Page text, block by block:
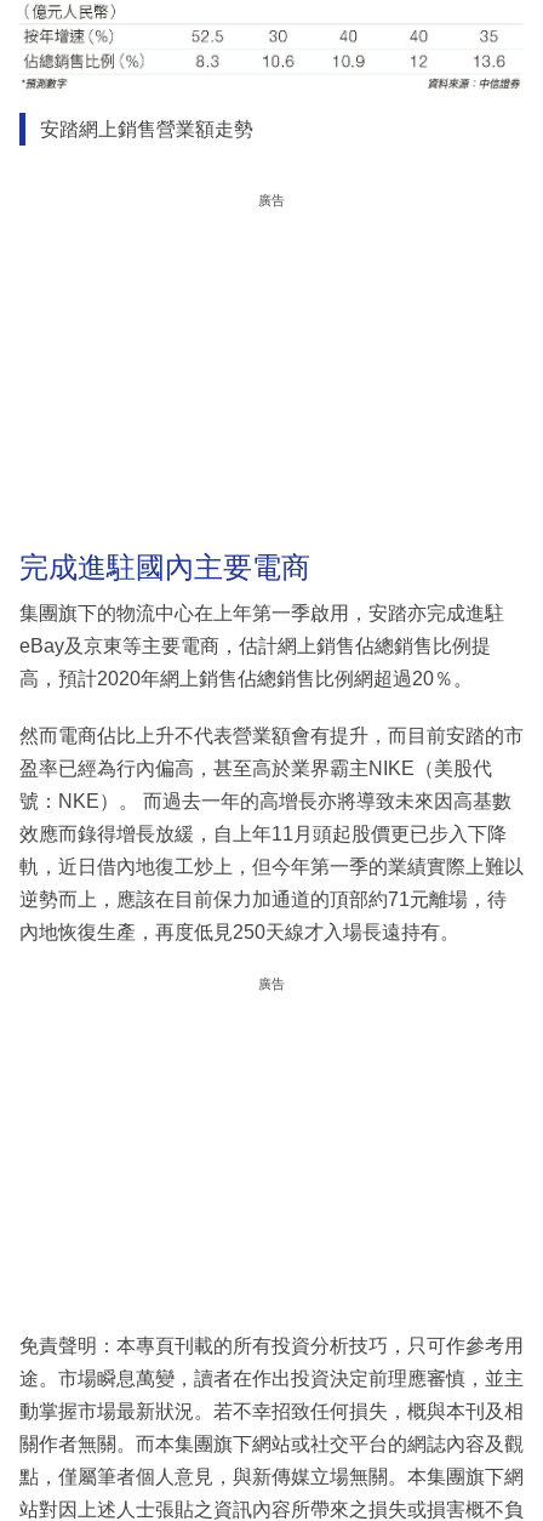
安踏網上銷售營業額走勢
廣告
完成進駐國內主要電商
集團旗下的物流中心在上年第一季啟用，安踏亦完成進駐
eBay及京東等主要電商，估計網上銷售佔總銷售比例提
高，預計2020年網上銷售佔總銷售比例網超過20％。
然而電商佔比上升不代表營業額會有提升，而目前安踏的市
盈率已經為行內偏高，甚至高於業界霸主NIKE（美股代
號：NKE）。 而過去一年的高增長亦將導致未來因高基數
效應而錄得增長放緩，自上年11月頭起股價更已步入下降
軌，近日借內地復工炒上，但今年第一季的業績實際上難以
逆勢而上，應該在目前保力加通道的頂部約71元離場，待
內地恢復生產，再度低見250天線才入場長遠持有。
廣告
免責聲明：本專頁刊載的所有投資分析技巧，只可作參考用
途。市場瞬息萬變，讀者在作出投資決定前理應審慎，並主
動掌握市場最新狀況。若不幸招致任何損失，概與本刊及相
關作者無關。而本集團旗下網站或社交平台的網誌內容及觀
點，僅屬筆者個人意見，與新傳媒立場無關。本集團旗下網
站對因上述人士張貼之資訊內容所帶來之損失或損害概不負